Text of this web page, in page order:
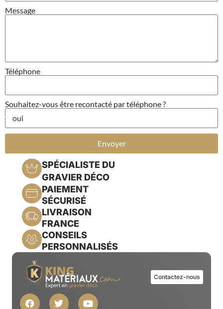
Message
Téléphone
Souhaitez-vous être recontacté par téléphone ?
Envoyer
SPÉCIALISTE DU
GRAVIER DÉCO
PAIEMENT
SÉCURISÉ
LIVRAISON
FRANCE
CONSEILS
PERSONNALISÉS
Contactez-nous